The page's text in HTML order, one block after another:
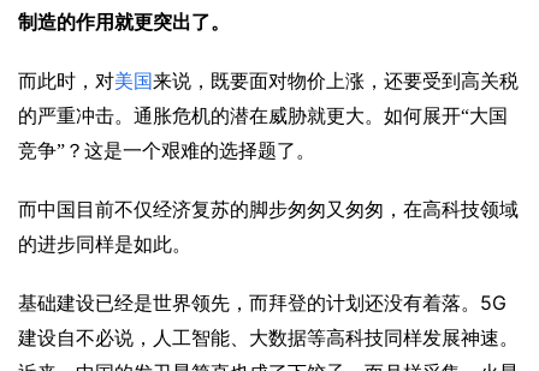
制造的作用就更突出了。
而此时，对美国来说，既要面对物价上涨，还要受到高关税
的严重冲击。通胀危机的潜在威胁就更大。如何展开“大国
竞争”？这是一个艰难的选择题了。
而中国目前不仅经济复苏的脚步匆匆又匆匆，在高科技领域
的进步同样是如此。
基础建设已经是世界领先，而拜登的计划还没有着落。 5G
建设自不必说，人工智能、大数据等高科技同样发展神速。